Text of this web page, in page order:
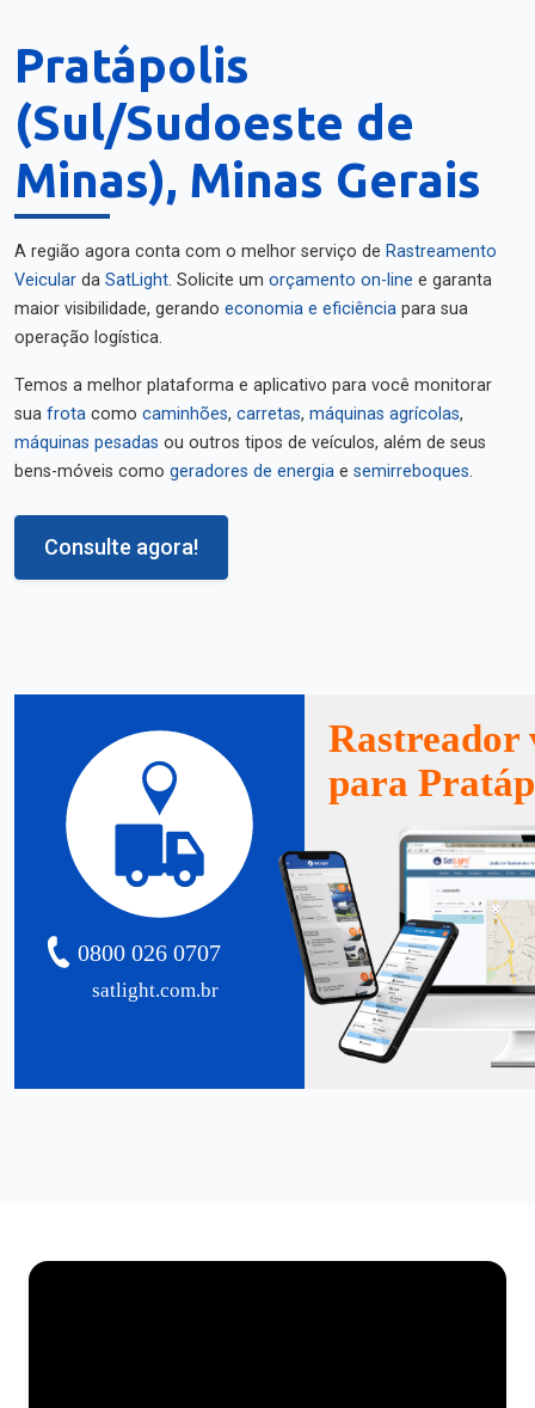
Pratápolis
(Sul/Sudoeste de
Minas), Minas Gerais
A região agora conta com o melhor serviço de Rastreamento
Veicular da SatLight. Solicite um orçamento on-line e garanta
maior visibilidade, gerando economia e eficiência para sua
operação logística.
Temos a melhor plataforma e aplicativo para você monitorar
sua frota como caminhões, carretas, máquinas agrícolas,
máquinas pesadas ou outros tipos de veículos, além de seus
bens-móveis como geradores de energia e semirreboques.
Consulte agora!
satlight.com.br
0800 026 0707
Rastreador
para